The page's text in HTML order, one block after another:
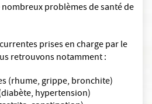
problèmes de santé de
prises en charge par le
retrouvons notamment :
(rhume, grippe, bronchite)
hypertension)